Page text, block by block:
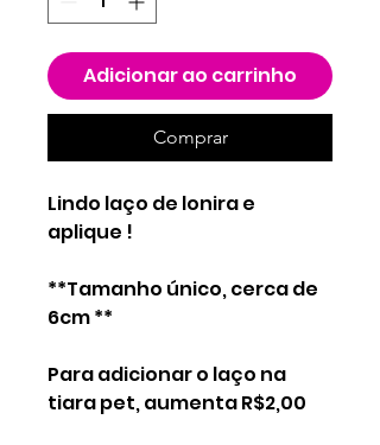
Adicionar ao carrinho
Comprar
Lindo laço de lonira e
aplique !
**Tamanho único, cerca de
6cm **
Para adicionar o laço na
tiara pet, aumenta R$2,00